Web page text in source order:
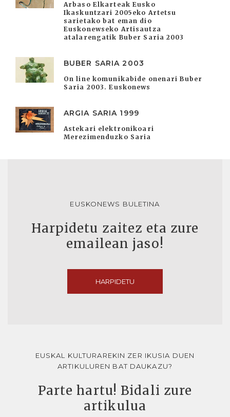
Arbaso Elkarteak Eusko
Ikaskuntzari 2005eko Artetsu
sarietako bat eman dio
Euskonewseko Artisautza
atalarengatik Buber Saria 2003
BUBER SARIA 2003
On line komunikabide onenari Buber
Saria 2003. Euskonews
ARGIA SARIA 1999
Astekari elektronikoari
Merezimenduzko Saria
EUSKONEWS BULETINA
Harpidetu zaitez eta zure
emailean jaso!
HARPIDETU
EUSKAL KULTURAREKIN ZER IKUSIA DUEN
ARTIKULUREN BAT DAUKAZU?
Parte hartu! Bidali zure
artikulua